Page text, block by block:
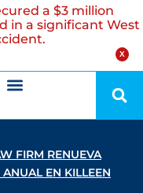
X
a $3 million
in a significant West
FIRM RENUEVA
EN KILLEEN